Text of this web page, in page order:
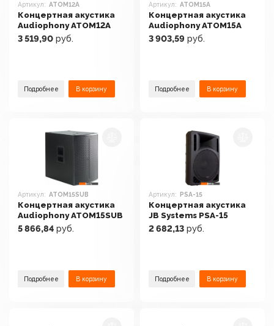
Артикул: ATOM12A
Концертная акустика
Audiophony ATOM12A
3 519,90 руб.
Подробнее В корзину
Артикул: ATOM15A
Концертная акустика
Audiophony ATOM15A
3 903,59 руб.
Подробнее В корзину
Артикул: ATOM15SUB
Концертная акустика
Audiophony ATOM15SUB
5 866,84 руб.
Подробнее В корзину
Артикул: PSA-15
Концертная акустика
JB Systems PSA-15
2 682,13 руб.
Подробнее В корзину